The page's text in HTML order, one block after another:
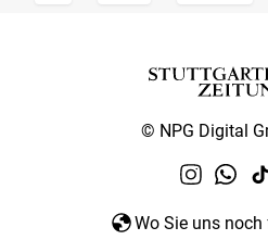
© NPG Digital
Wo Sie uns